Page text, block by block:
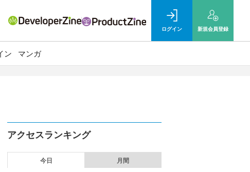
ログイン 新規会員登録
ン マンガ
アクセスランキング
今日 月間